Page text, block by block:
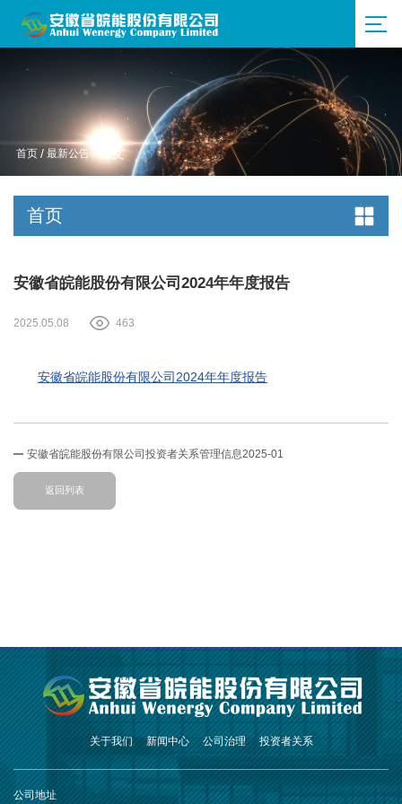
首页 / 最新公告 / 正文
首页
安徽省皖能股份有限公司2024年年度报告
2025.05.08 463
安徽省皖能股份有限公司2024年年度报告
安徽省皖能股份有限公司投资者关系管理信息2025-01
返回列表
关于我们 新闻中心 公司治理 投资者关系
公司地址